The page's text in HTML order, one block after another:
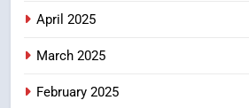
8
April 2025
March 2025
February 2025